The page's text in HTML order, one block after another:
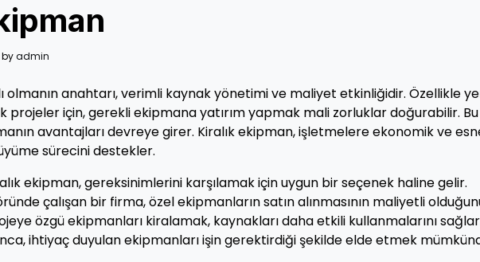
byadmin
olmanın anahtarı, verimli kaynak yönetimi ve maliyet etkinliğidir. Özellikle
projeler için, gerekli ekipmana yatırım yapmak mali zorluklar doğurabilir. Bu
avantajları devreye girer. Kiralık ekipman, işletmelere ekonomik ve
sürecini destekler.
ekipman, gereksinimlerini karşılamak için uygun bir seçenek haline gelir.
çalışan bir firma, özel ekipmanların satın alınmasının maliyetli
özgü ekipmanları kiralamak, kaynakları daha etkili kullanmalarını
ihtiyaç duyulan ekipmanları işin gerektirdiği şekilde elde etmek